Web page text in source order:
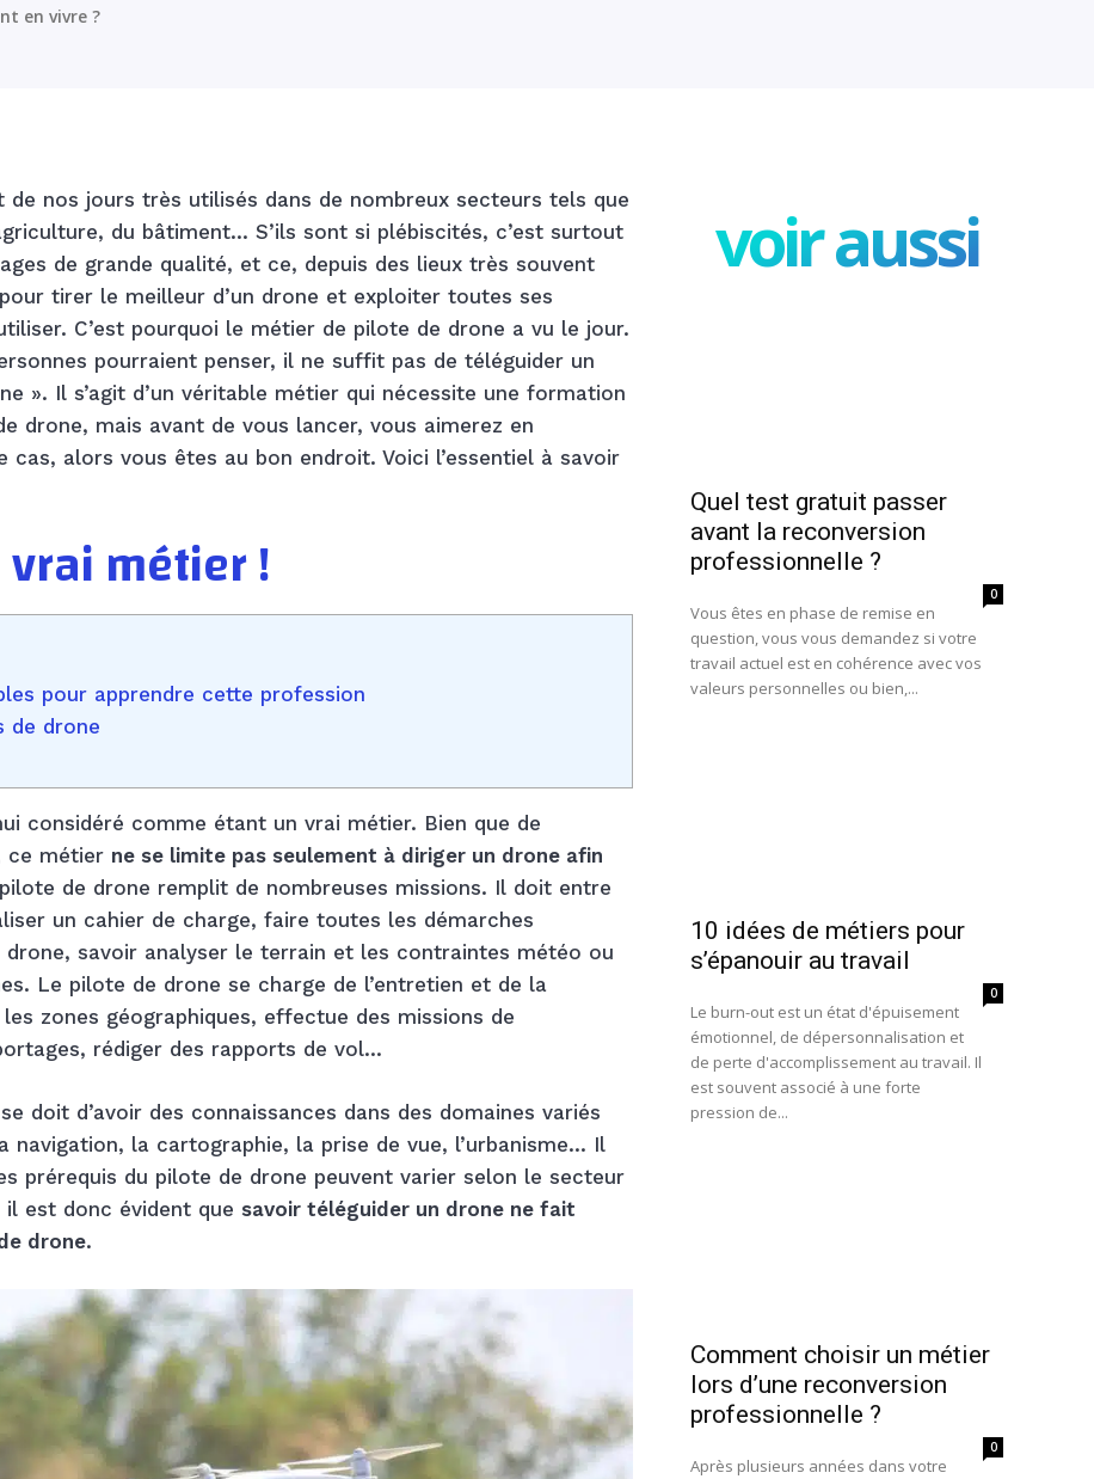
en vivre ?
nos jours très utilisés dans de nombreux secteurs tels que
du bâtiment… S’ils sont si plébiscités, c’est surtout
de grande qualité, et ce, depuis des lieux très souvent
tirer le meilleur d’un drone et exploiter toutes ses
C’est pourquoi le métier de pilote de drone a vu le jour.
pourraient penser, il ne suffit pas de téléguider un
». Il s’agit d’un véritable métier qui nécessite une formation
drone, mais avant de vous lancer, vous aimerez en
alors vous êtes au bon endroit. Voici l’essentiel à savoir
métier !
pour apprendre cette profession
de drone
considéré comme étant un vrai métier. Bien que de
ce métier ne se limite pas seulement à diriger un drone afin
de drone remplit de nombreuses missions. Il doit entre
un cahier de charge, faire toutes les démarches
savoir analyser le terrain et les contraintes météo ou
Le pilote de drone se charge de l’entretien et de la
zones géographiques, effectue des missions de
rédiger des rapports de vol…
doit d’avoir des connaissances dans des domaines variés
navigation, la cartographie, la prise de vue, l’urbanisme… Il
prérequis du pilote de drone peuvent varier selon le secteur
est donc évident que savoir téléguider un drone ne fait
drone.
voir aussi
Quel test gratuit passer
avant la reconversion
professionnelle ?
0
Vous êtes en phase de remise en
question, vous vous demandez si votre
travail actuel est en cohérence avec vos
valeurs personnelles ou bien,...
10 idées de métiers pour
s’épanouir au travail
0
Le burn-out est un état d'épuisement
émotionnel, de dépersonnalisation et
de perte d'accomplissement au travail. Il
est souvent associé à une forte
pression de...
Comment choisir un métier
lors d’une reconversion
professionnelle ?
0
Après plusieurs années dans votre